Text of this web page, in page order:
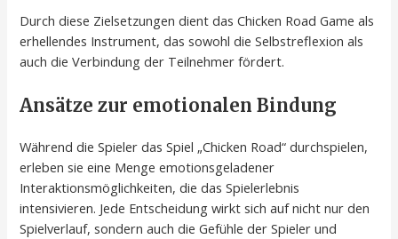
Durch diese Zielsetzungen dient das Chicken Road Game als
erhellendes Instrument, das sowohl die Selbstreflexion als
auch die Verbindung der Teilnehmer fördert.
Ansätze zur emotionalen Bindung
Während die Spieler das Spiel „Chicken Road“ durchspielen,
erleben sie eine Menge emotionsgeladener
Interaktionsmöglichkeiten, die das Spielerlebnis
intensivieren. Jede Entscheidung wirkt sich auf nicht nur den
Spielverlauf, sondern auch die Gefühle der Spieler und